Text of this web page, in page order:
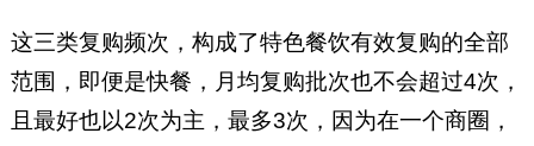
这三类复购频次，构成了特色餐饮有效复购的全部
范围，即便是快餐，月均复购批次也不会超过4次，
且最好也以2次为主，最多3次，因为在一个商圈，